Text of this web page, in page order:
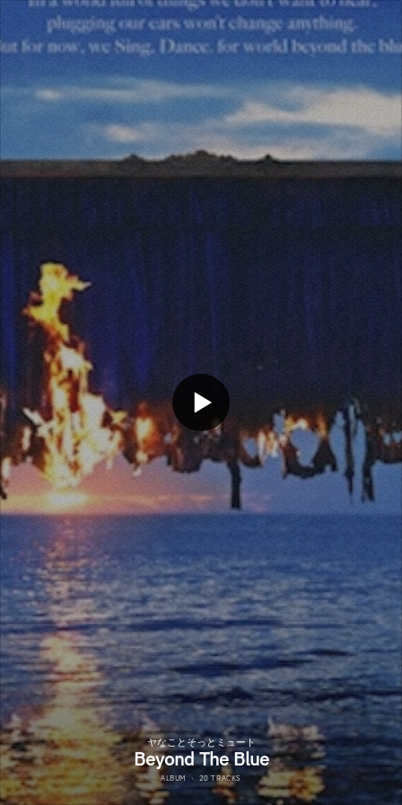
ヤなことそっとミュート
Beyond The Blue
ALBUM · 20 TRACKS